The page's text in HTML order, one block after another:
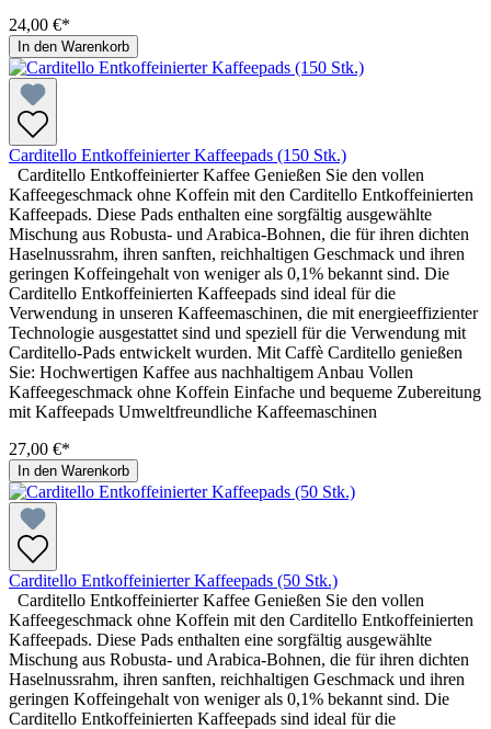
24,00 €*
In den Warenkorb
Carditello Entkoffeinierter Kaffeepads (150 Stk.)
Carditello Entkoffeinierter Kaffee Genießen Sie den vollen
Kaffeegeschmack ohne Koffein mit den Carditello Entkoffeinierten
Kaffeepads. Diese Pads enthalten eine sorgfältig ausgewählte
Mischung aus Robusta- und Arabica-Bohnen, die für ihren dichten
Haselnussrahm, ihren sanften, reichhaltigen Geschmack und ihren
geringen Koffeingehalt von weniger als 0,1% bekannt sind. Die
Carditello Entkoffeinierten Kaffeepads sind ideal für die
Verwendung in unseren Kaffeemaschinen, die mit energieeffizienter
Technologie ausgestattet sind und speziell für die Verwendung mit
Carditello-Pads entwickelt wurden. Mit Caffè Carditello genießen
Sie: Hochwertigen Kaffee aus nachhaltigem Anbau Vollen
Kaffeegeschmack ohne Koffein Einfache und bequeme Zubereitung
mit Kaffeepads Umweltfreundliche Kaffeemaschinen
27,00 €*
In den Warenkorb
Carditello Entkoffeinierter Kaffeepads (50 Stk.)
Carditello Entkoffeinierter Kaffee Genießen Sie den vollen
Kaffeegeschmack ohne Koffein mit den Carditello Entkoffeinierten
Kaffeepads. Diese Pads enthalten eine sorgfältig ausgewählte
Mischung aus Robusta- und Arabica-Bohnen, die für ihren dichten
Haselnussrahm, ihren sanften, reichhaltigen Geschmack und ihren
geringen Koffeingehalt von weniger als 0,1% bekannt sind. Die
Carditello Entkoffeinierten Kaffeepads sind ideal für die